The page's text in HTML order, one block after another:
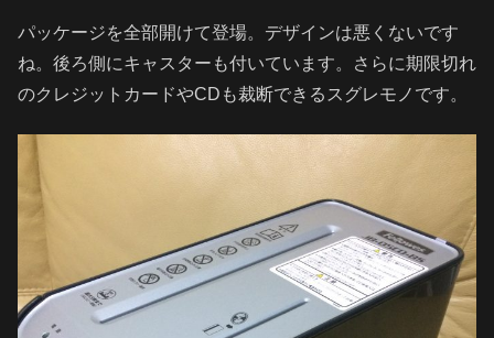
パッケージを全部開けて登場。デザインは悪くないです
ね。後ろ側にキャスターも付いています。さらに期限切れ
のクレジットカードやCDも裁断できるスグレモノです。